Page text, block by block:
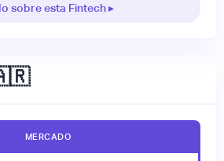
sobre esta Fintech ▸
MERCADO